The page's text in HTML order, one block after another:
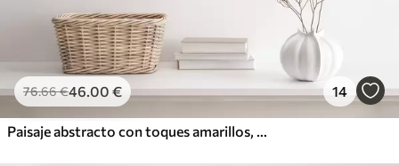
76.66€46.00 € 14
Paisaje abstracto con toques amarillos, una composición minimalista de tierra, agua y cielo, con colores apagados